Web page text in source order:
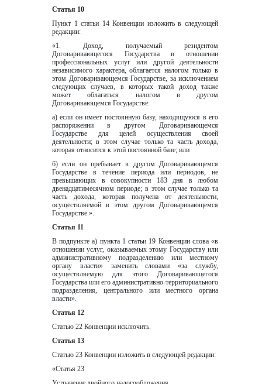
Статья 10
Пункт 1 статьи 14 Конвенции изложить в следующей
редакции:
«1. Доход, получаемый резидентом
Договаривающегося Государства в отношении
профессиональных услуг или другой деятельности
независимого характера, облагается налогом только в
этом Договаривающемся Государстве, за исключением
следующих случаев, в которых такой доход также
может облагаться налогом в другом
Договаривающемся Государстве:
а) если он имеет постоянную базу, находящуюся в его
распоряжении в другом Договаривающемся
Государстве для целей осуществления своей
деятельности; в этом случае только та часть дохода,
которая относится к этой постоянной базе; или
б) если он пребывает в другом Договаривающемся
Государстве в течение периода или периодов, не
превышающих в совокупности 183 дня в любом
двенадцатимесячном периоде; в этом случае только та
часть дохода, которая получена от деятельности,
осуществляемой в этом другом Договаривающемся
Государстве.».
Статья 11
В подпункте а) пункта 1 статьи 19 Конвенции слова «в
отношении услуг, оказываемых этому Государству или
административному подразделению или местному
органу власти» заменить словами «за службу,
осуществляемую для этого Договаривающегося
Государства или его административно-территориального
подразделения, центрального или местного органа
власти».
Статья 12
Статью 22 Конвенции исключить.
Статья 13
Статью 23 Конвенции изложить в следующей редакции:
«Статья 23